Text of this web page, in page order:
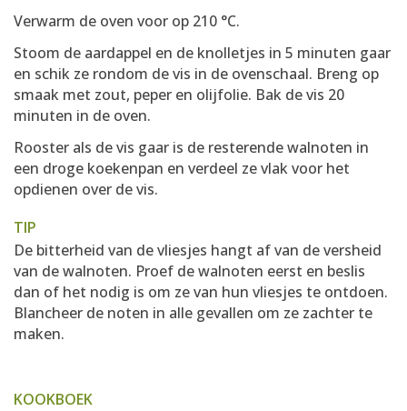
Verwarm de oven voor op 210 °C.
Stoom de aardappel en de knolletjes in 5 minuten gaar
en schik ze rondom de vis in de ovenschaal. Breng op
smaak met zout, peper en olijfolie. Bak de vis 20
minuten in de oven.
Rooster als de vis gaar is de resterende walnoten in
een droge koekenpan en verdeel ze vlak voor het
opdienen over de vis.
TIP
De bitterheid van de vliesjes hangt af van de versheid
van de walnoten. Proef de walnoten eerst en beslis
dan of het nodig is om ze van hun vliesjes te ontdoen.
Blancheer de noten in alle gevallen om ze zachter te
maken.
KOOKBOEK